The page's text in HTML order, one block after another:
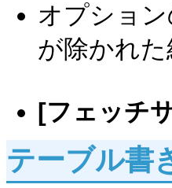
オプショ
が除かれ
[フェッチ
テーブル書